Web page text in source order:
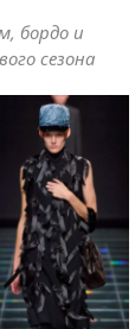
бордо и
сезона